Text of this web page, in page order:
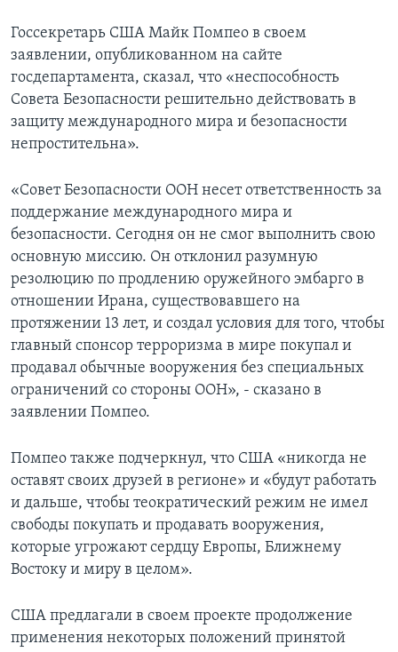
Госсекретарь США Майк Помпео в своем
заявлении, опубликованном на сайте
госдепартамента, сказал, что «неспособность
Совета Безопасности решительно действовать в
защиту международного мира и безопасности
непростительна».
«Совет Безопасности ООН несет ответственность за
поддержание международного мира и
безопасности. Сегодня он не смог выполнить свою
основную миссию. Он отклонил разумную
резолюцию по продлению оружейного эмбарго в
отношении Ирана, существовавшего на
протяжении 13 лет, и создал условия для того, чтобы
главный спонсор терроризма в мире покупал и
продавал обычные вооружения без специальных
ограничений со стороны ООН», - сказано в
заявлении Помпео.
Помпео также подчеркнул, что США «никогда не
оставят своих друзей в регионе» и «будут работать
и дальше, чтобы теократический режим не имел
свободы покупать и продавать вооружения,
которые угрожают сердцу Европы, Ближнему
Востоку и миру в целом».
США предлагали в своем проекте продолжение
применения некоторых положений принятой